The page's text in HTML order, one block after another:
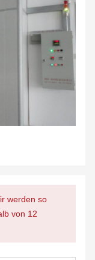
werden so
von 12